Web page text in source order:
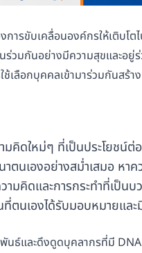
ารขับเคลื่อนองค์กรให้เติบ
ร่วมกันอย่างมีความสุขและ
เลือกบุคคลเข้ามาร่วมกันส
คิดใหม่ๆ ที่เป็นประโยชน์
นเองอย่างสม่ำเสมอ หาค
มคิดและการกระทำที่เป็นบ
ตนเองได้รับมอบหมายและ
พันธ์และดึงดูดบุคลากรที่มี